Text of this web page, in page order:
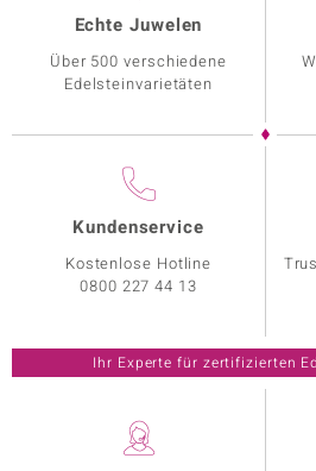
Echte Juwelen
Über 500 verschiedene
Edelsteinvarietäten
Kundenservice
Kostenlose Hotline
0800 227 44 13
Ihr Experte für zertifizierten